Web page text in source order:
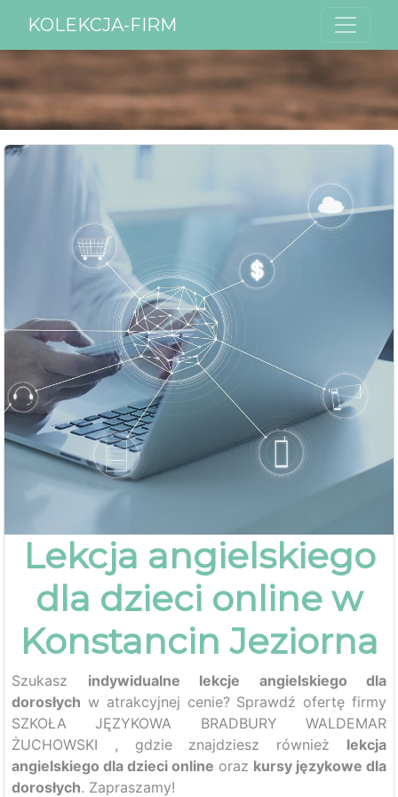
KOLEKCJA-FIRM
Lekcja angielskiego
dla dzieci online w
Konstancin Jeziorna
Szukasz indywidualne lekcje angielskiego dla
dorosłych w atrakcyjnej cenie? Sprawdź ofertę firmy
SZKOŁA JĘZYKOWA BRADBURY WALDEMAR
ŻUCHOWSKI , gdzie znajdziesz również lekcja
angielskiego dla dzieci online oraz kursy językowe dla
dorosłych. Zapraszamy!